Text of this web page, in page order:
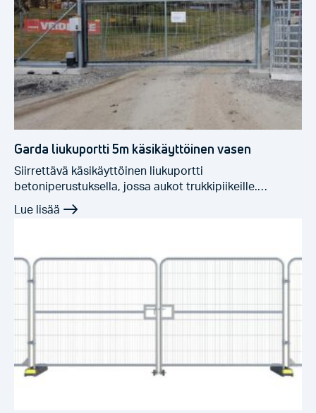
Garda liukuportti 5m käsikäyttöinen vasen
Siirrettävä käsikäyttöinen liukuportti
betoniperustuksella, jossa aukot trukkipiikeille.